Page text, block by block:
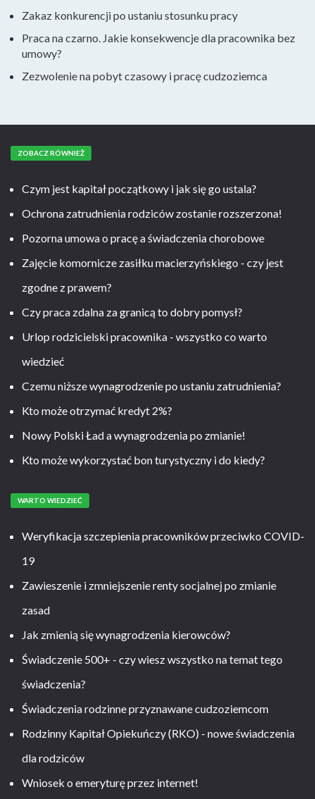
Zakaz konkurencji po ustaniu stosunku pracy
Praca na czarno. Jakie konsekwencje dla pracownika bez
umowy?
Zezwolenie na pobyt czasowy i pracę cudzoziemca
ZOBACZ RÓWNIEŻ
Czym jest kapitał początkowy i jak się go ustala?
Ochrona zatrudnienia rodziców zostanie rozszerzona!
Pozorna umowa o pracę a świadczenia chorobowe
Zajęcie komornicze zasiłku macierzyńskiego - czy jest
zgodne z prawem?
Czy praca zdalna za granicą to dobry pomysł?
Urlop rodzicielski pracownika - wszystko co warto
wiedzieć
Czemu niższe wynagrodzenie po ustaniu zatrudnienia?
Kto może otrzymać kredyt 2%?
Nowy Polski Ład a wynagrodzenia po zmianie!
Kto może wykorzystać bon turystyczny i do kiedy?
WARTO WIEDZIEĆ
Weryfikacja szczepienia pracowników przeciwko COVID-
19
Zawieszenie i zmniejszenie renty socjalnej po zmianie
zasad
Jak zmienią się wynagrodzenia kierowców?
Świadczenie 500+ - czy wiesz wszystko na temat tego
świadczenia?
Świadczenia rodzinne przyznawane cudzoziemcom
Rodzinny Kapitał Opiekuńczy (RKO) - nowe świadczenia
dla rodziców
Wniosek o emeryturę przez internet!